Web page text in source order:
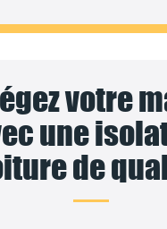
votre
une
de